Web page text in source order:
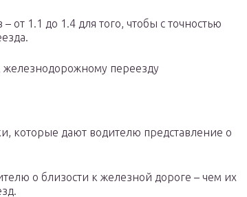
от 1.1 до 1.4 для того, чтобы с точностью
переезду
которые дают водителю представление о
о близости к железной дороге – чем их